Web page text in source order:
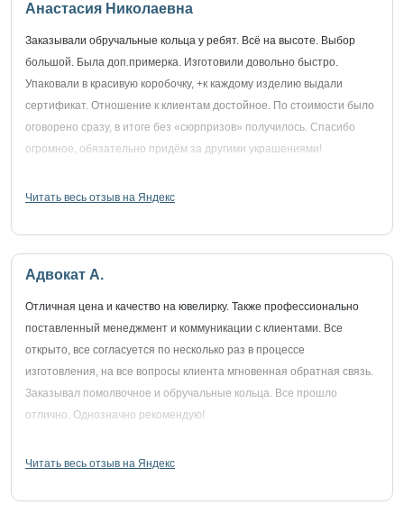
Анастасия Николаевна
Заказывали обручальные кольца у ребят. Всё на высоте. Выбор
большой. Была доп.примерка. Изготовили довольно быстро.
Упаковали в красивую коробочку, +к каждому изделию выдали
сертификат. Отношение к клиентам достойное. По стоимости было
оговорено сразу, в итоге без «сюрпризов» получилось. Спасибо
огромное, обязательно придём за другими украшениями!
Читать весь отзыв на Яндекс
Адвокат А.
Отличная цена и качество на ювелирку. Также профессионально
поставленный менеджмент и коммуникации с клиентами. Все
открыто, все согласуется по несколько раз в процессе
изготовления, на все вопросы клиента мгновенная обратная связь.
Заказывал помолвочное и обручальные кольца. Все прошло
отлично. Однозначно рекомендую!
Читать весь отзыв на Яндекс